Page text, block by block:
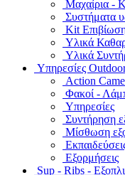
Μαχαίρια -
Συστήματα
Kit
Υλικά
Υλικά
Υπηρεσίες
Action
Φακοί -
Υπηρεσίες
Συντήρηση
Μίσθωση
Εξορμήσεις
Sup - Ribs -